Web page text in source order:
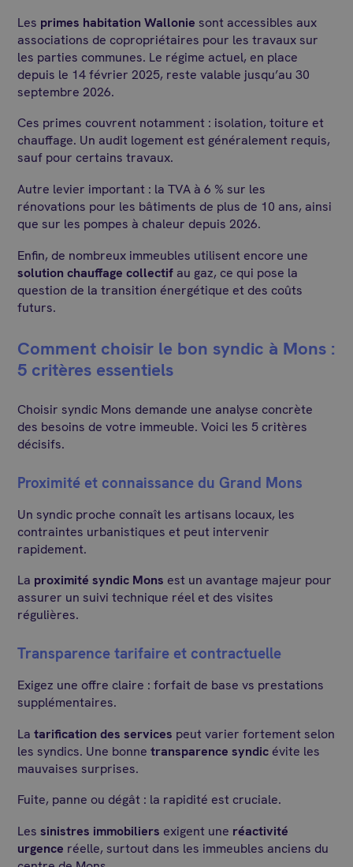
Les primes habitation Wallonie sont accessibles aux
associations de copropriétaires pour les travaux sur
les parties communes. Le régime actuel, en place
depuis le 14 février 2025, reste valable jusqu’au 30
septembre 2026.
Ces primes couvrent notamment : isolation, toiture et
chauffage. Un audit logement est généralement requis,
sauf pour certains travaux.
Autre levier important : la TVA à 6 % sur les
rénovations pour les bâtiments de plus de 10 ans, ainsi
que sur les pompes à chaleur depuis 2026.
Enfin, de nombreux immeubles utilisent encore une
solution chauffage collectif au gaz, ce qui pose la
question de la transition énergétique et des coûts
futurs.
Comment choisir le bon syndic à Mons :
5 critères essentiels
Choisir syndic Mons demande une analyse concrète
des besoins de votre immeuble. Voici les 5 critères
décisifs.
Proximité et connaissance du Grand Mons
Un syndic proche connaît les artisans locaux, les
contraintes urbanistiques et peut intervenir
rapidement.
La proximité syndic Mons est un avantage majeur pour
assurer un suivi technique réel et des visites
régulières.
Transparence tarifaire et contractuelle
Exigez une offre claire : forfait de base vs prestations
supplémentaires.
Latarification des services peut varier fortement selon
les syndics. Une bonnetransparence syndic évite les
mauvaises surprises.
Fuite, panne ou dégât : la rapidité est cruciale.
Lessinistres immobiliers exigent une réactivité
urgence réelle, surtout dans les immeubles anciens du